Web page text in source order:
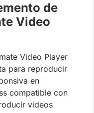
de
Video
Video Player
para reproducir
en
compatible con
videos